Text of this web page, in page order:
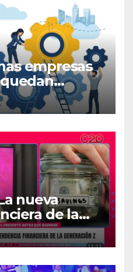
empresas
día a día?
nueva
de la